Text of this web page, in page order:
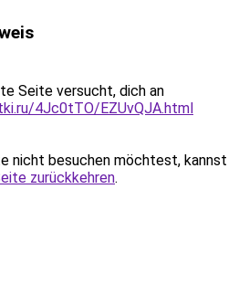
Seite versucht, dich an
4Jc0tTO/EZUvQJA.html
nicht besuchen möchtest, kannst
zurückkehren.